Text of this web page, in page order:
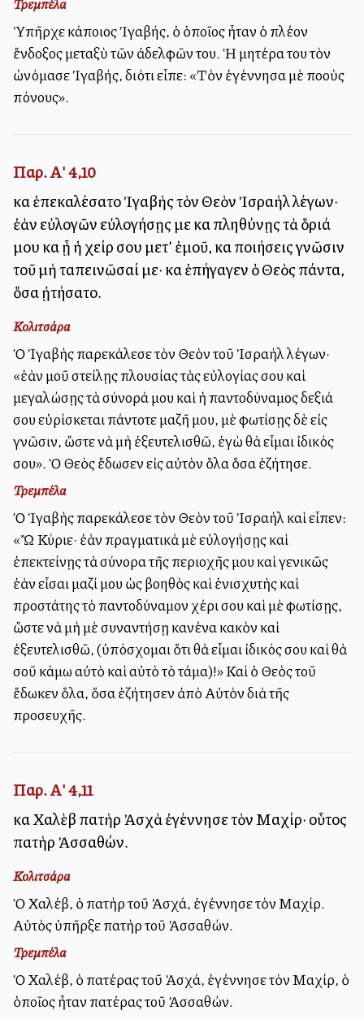
Ὑπῆρχε κάποιος Ἰγαβής, ὁ ὁποῖος ἦταν ὁ πλέον
ἔνδοξος μεταξὺ τῶν ἀδελφῶν του. Ἡ μητέρα του τὸν
ὠνόμασε Ἰγαβής, διότι εἶπε: «Τὸν ἐγέννησα μὲ πολλοὺς
πόνους».
Παρ. Α' 4,10
καὶ ἐπεκαλέσατο Ἰγαβὴς τὸν Θεὸν Ἰσραὴλ λέγων·
ἐὰν εὐλογῶν εὐλογήσῃς με καὶ πληθύνῃς τὰ ὅριά
μου καὶ ᾖ ἡ χείρ σου μετ’ ἐμοῦ, καὶ ποιήσεις γνῶσιν
τοῦ μὴ ταπεινῶσαί με· καὶ ἐπήγαγεν ὁ Θεὸς πάντα,
ὅσα ᾐτήσατο.
Κολιτσάρα
Ὁ Ἰγαβὴς παρεκάλεσε τὸν Θεὸν τοῦ Ἰσραὴλ λέγων·
«ἐὰν μοῦ στείλῃς πλουσίας τὰς εὐλογίας σου καὶ
μεγαλώσῃς τὰ σύνορά μου καὶ ἡ παντοδύναμος δεξιά
σου εὑρίσκεται πάντοτε μαζῆ μου, μὲ φωτίσῃς δὲ εἰς
γνῶσιν, ὥστε νὰ μὴ ἐξευτελισθῶ, ἐγὼ θὰ εἶμαι ἰδικός
σου». Ὁ Θεὸς ἔδωσεν εἰς αὐτὸν ὅλα ὅσα ἐζήτησε.
Τρεμπέλα
Ὁ Ἰγαβὴς παρεκάλεσε τὸν Θεὸν τοῦ Ἰσραὴλ καὶ εἶπεν:
«Ὢ Κύριε· ἐὰν πραγματικὰ μὲ εὐλογήσῃς καὶ
ἐπεκτείνῃς τὰ σύνορα τῆς περιοχῆς μου καὶ γενικῶς
ἐὰν εἶσαι μαζί μου ὡς βοηθὸς καὶ ἐνισχυτὴς καὶ
προστάτης τὸ παντοδύναμον χέρι σου καὶ μὲ φωτίσῃς,
ὥστε νὰ μὴ μὲ συναντήσῃ κανένα κακὸν καὶ
ἐξευτελισθῶ, (ὑπόσχομαι ὅτι θὰ εἶμαι ἰδικός σου καὶ θὰ
σοῦ κάμω αὐτὸ καὶ αὐτὸ τὸ τάμα)!» Καὶ ὁ Θεὸς τοῦ
ἔδωκεν ὅλα, ὅσα ἐζήτησεν ἀπὸ Αὐτὸν διὰ τῆς
προσευχῆς.
Παρ. Α' 4,11
καὶ Χαλὲβ πατὴρ Ἀσχὰ ἐγέννησε τὸν Μαχίρ· οὗτος
πατὴρ Ἀσσαθών.
Κολιτσάρα
Ὁ Χαλέβ, ὁ πατὴρ τοῦ Ἀσχά, ἐγέννησε τὸν Μαχίρ.
Αὐτὸς ὑπῆρξε πατὴρ τοῦ Ἀσσαθών.
Τρεμπέλα
Ὁ Χαλέβ, ὁ πατέρας τοῦ Ἀσχά, ἐγέννησε τὸν Μαχίρ, ὁ
ὁποῖος ἦταν πατέρας τοῦ Ἀσσαθών.